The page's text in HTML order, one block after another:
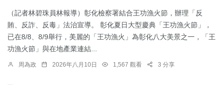
（記者林碧珠員林報導）彰化檢察署結合王功漁火節，辦理「反
賄、反詐、反毒」法治宣導。 彰化夏日大型慶典「王功漁火節」，
已在8/8、8/9舉行，美麗的「王功漁火」為彰化八大美景之一，「王
功漁火節」與在地產業連結...
周為政 2026年八月10日 1,567 觀看 3 分享